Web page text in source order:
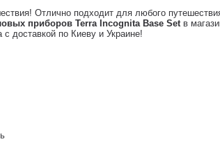
Отлично подходит для любого
приборов Terra Incognita Base Setв
с доставкой по Киеву и Украине!